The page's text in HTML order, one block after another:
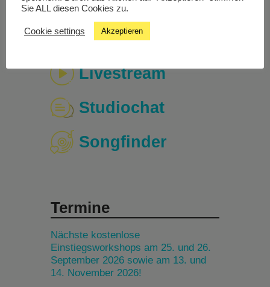
Livestream
Studiochat
Songfinder
Termine
Nächste kostenlose
Einstiegsworkshops am 25. und 26.
September 2026 sowie am 13. und
14. November 2026!
Sie ALL diesen Cookies zu.
Cookie settings Akzeptieren